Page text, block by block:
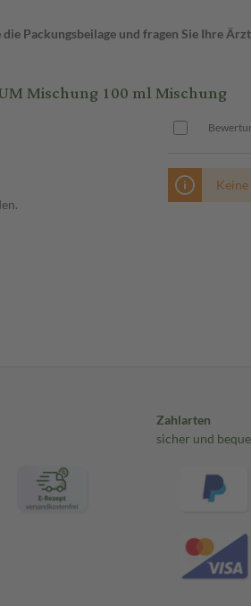
Packungsbeilage und fragen Sie Ihre
Mischung 100 ml Mischung
Zahlarten
sicher und